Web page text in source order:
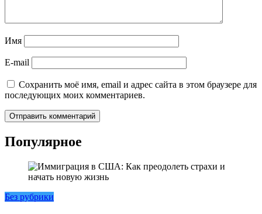
Имя
E-mail
Сохранить моё имя, email и адрес сайта в этом браузере для
последующих моих комментариев.
Популярное
Без рубрики